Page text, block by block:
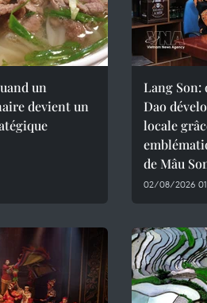
un
devient un
Lang Son:
Dao
locale
de Mâu
02/08/2026